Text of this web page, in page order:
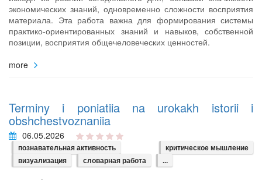
экономических знаний, одновременно сложности восприятия
материала. Эта работа важна для формирования системы
практико-ориентированных знаний и навыков, собственной
позиции, восприятия общечеловеческих ценностей.
more
Terminy i poniatiia na urokakh istorii i
obshchestvoznaniia
06.05.2026
познавательная активность
критическое мышление
визуализация
словарная работа ...